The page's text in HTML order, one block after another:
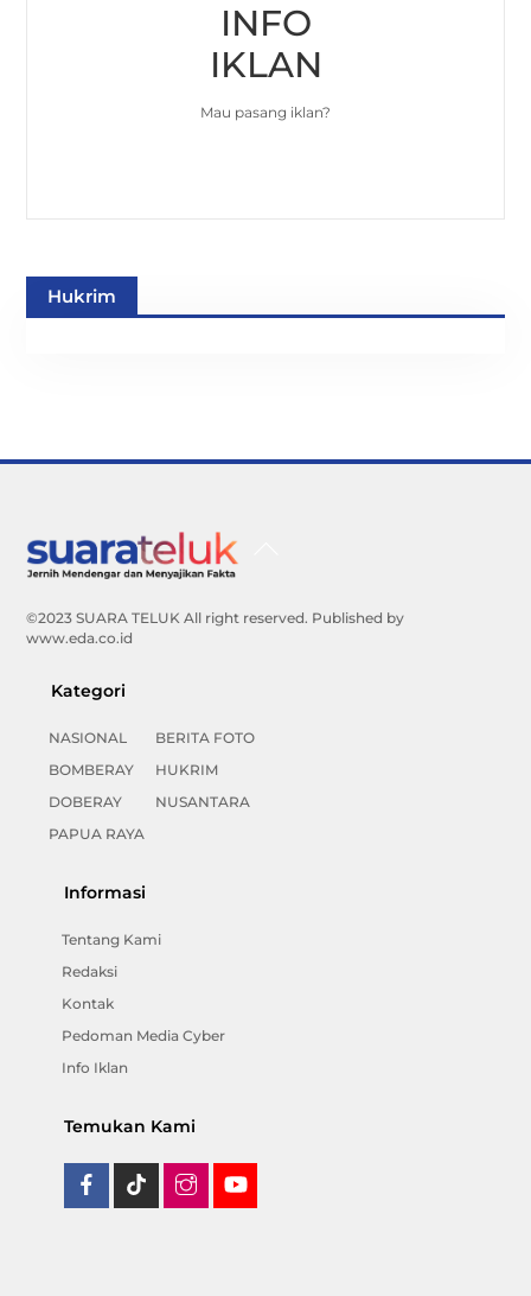
INFO
IKLAN
Mau pasang iklan?
Hukrim
©2023 SUARA TELUK All right reserved. Published by
www.eda.co.id
Kategori
NASIONAL
BOMBERAY
DOBERAY
PAPUA RAYA
BERITA FOTO
HUKRIM
NUSANTARA
Informasi
Tentang Kami
Redaksi
Kontak
Pedoman Media Cyber
Info Iklan
Temukan Kami